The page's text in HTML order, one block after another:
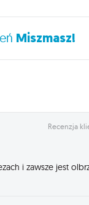
Miszmasz!
Recenzja
i zawsze jest